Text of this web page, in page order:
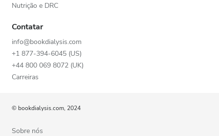
Nutrição e DRC
Contatar
info@bookdialysis.com
+1 877-394-6045 (US)
+44 800 069 8072 (UK)
Carreiras
© bookdialysis.com, 2024
Sobre nós